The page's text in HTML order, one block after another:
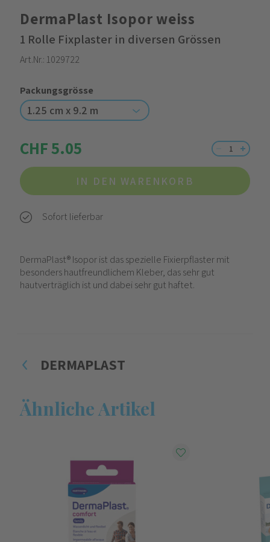
DermaPlast Isopor weiss
1 Rolle Fixplaster in diversen Grössen
Art.Nr.: 1029722
Packungsgrösse
1.25 cm x 9.2 m
CHF 5.05
IN DEN WARENKORB
Sofort lieferbar
DermaPlast® Isopor ist das spezielle Fixierpflaster mit
besonders hautfreundlichem Kleber, das sehr gut
hautverträglich ist und dabei sehr gut haftet.
DERMAPLAST
Ähnliche Artikel